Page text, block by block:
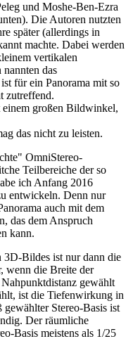
und Moshe-Ben-Ezra
Die Autoren nutzten
später (allerdings in
machte. Dabei werden
vertikalen
das
für ein Panorama mit so
zutreffend.
großen Bildwinkel,
das nicht zu leisten.
OmniStereo-
Teilbereiche der so
ich Anfang 2016
entwickeln. Denn nur
auch mit dem
das dem Anspruch
kann.
3D-Bildes ist nur dann die
wenn die Breite der
gewählt
ist die Tiefenwirkung in
Stereo-Basis ist
Der räumliche
Basis meistens als 1/25